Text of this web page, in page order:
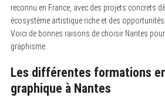
reconnu en France, avec des projets concrets
écosystème artistique riche et des
Voici de bonnes raisons de choisir Nantes
graphisme.
Les différentes formations
graphique à Nantes